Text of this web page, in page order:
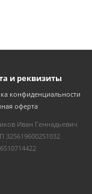
и реквизиты
конфиденциальности
оферта
Иван Геннадьевич
325619600251032